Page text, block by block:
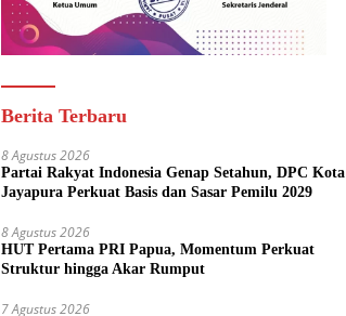
Berita Terbaru
8 Agustus 2026
Partai Rakyat Indonesia Genap Setahun, DPC Kota
Jayapura Perkuat Basis dan Sasar Pemilu 2029
8 Agustus 2026
HUT Pertama PRI Papua, Momentum Perkuat
Struktur hingga Akar Rumput
7 Agustus 2026